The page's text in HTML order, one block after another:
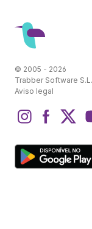
© 2005 - 2026
Trabber Software S.L.
Aviso legal